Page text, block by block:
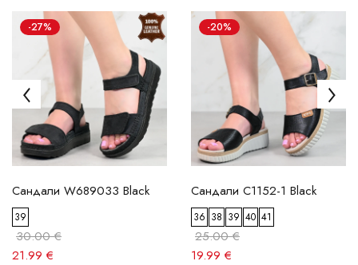
-27%
Сандали W689033 Black
39
30.00 €
21.99 €
-20%
Сандали C1152-1 Black
36 38 39 40 41
25.00 €
19.99 €